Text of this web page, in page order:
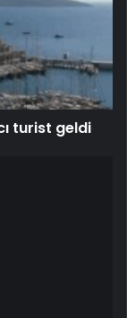
turist geldi